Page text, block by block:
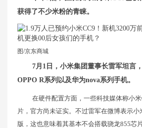
获得了不少米粉的青睐。
图/京东商城
7月1日，小米集团董事长雷军坦言
OPPO R系列以及华为nova系列手机。
在硬件配置方面，一些科技媒体称小
片，官方尚未证实。不过雷军在微博表示小
版，这也意味着其基本不会搭载骁龙855芯片